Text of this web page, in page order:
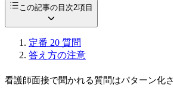
この記事の目次2項目
定番 20 質問
答え方の注意
看護師面接で聞かれる質問はパターン化